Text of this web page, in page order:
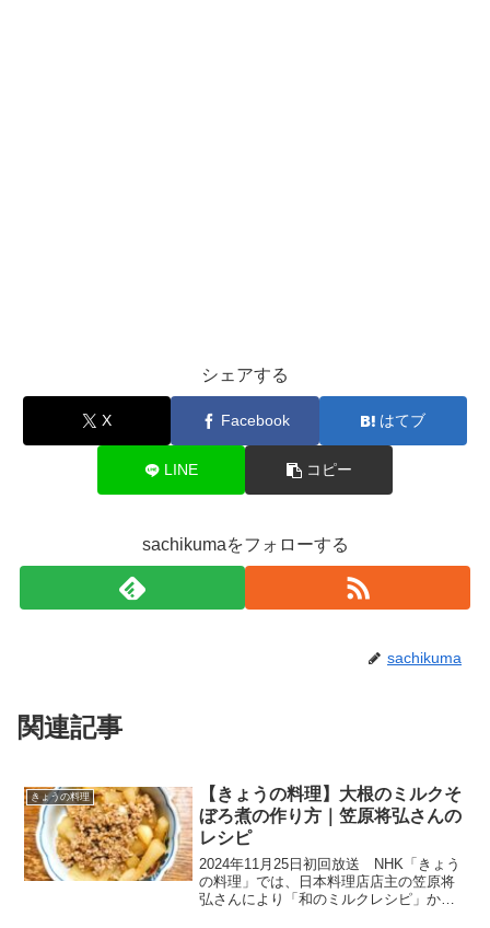
シェアする
X Facebook はてブ
LINE コピー
sachikumaをフォローする
sachikuma
関連記事
きょうの料理
【きょうの料理】大根のミルクそ
ぼろ煮の作り方｜笠原将弘さんの
レシピ
2024年11月25日初回放送 NHK「きょう
の料理」では、日本料理店店主の笠原将
弘さんにより「和のミルクレシピ」か